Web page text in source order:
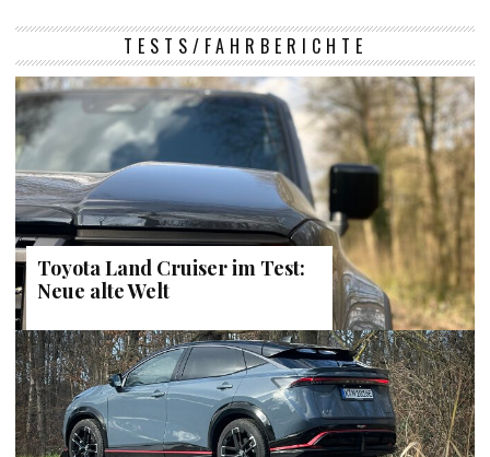
TESTS/FAHRBERICHTE
Toyota Land Cruiser im Test:
Neue alte Welt